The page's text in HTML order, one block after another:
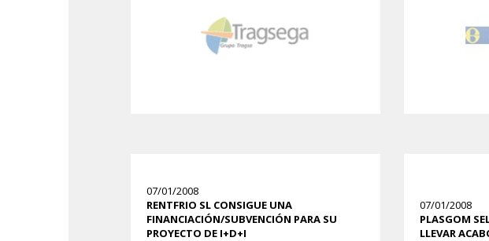
07/01/2008
RENTFRIO SL CONSIGUE UNA
FINANCIACIÓN/SUBVENCIÓN PARA SU
PROYECTO DE I+D+I
07/01/2008
PLASGOM
LLEVAR